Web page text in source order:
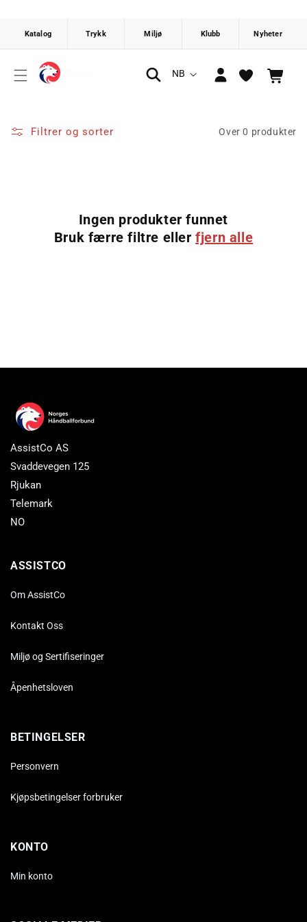
innholdet
S
NB
inn
Handlekurv
Filtrer og sorter Over 0 produkter
Ingen produkter funnet
Bruk færre filtre ellerfjern alle
AssistCo AS
Svaddevegen 125
Rjukan
Telemark
NO
ASSISTCO
Om AssistCo
Kontakt Oss
Miljø og Sertifiseringer
Åpenhetsloven
BETINGELSER
Personvern
Kjøpsbetingelser forbruker
KONTO
Min konto